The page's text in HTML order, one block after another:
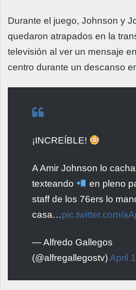
Durante el juego, Johnson y
quedaron atrapados en la
televisión al ver un mensaje
centro durante un descanso
¡INCREÍBLE!
A Amir Johnson lo
texteando
en pleno
staff de los 76ers lo
casa…pic.twitter.com/
— Alfredo Gallegos
(@alfregallegostv)April